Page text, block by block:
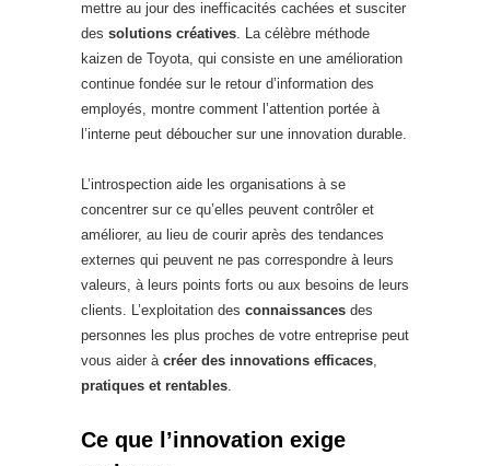
mettre au jour des inefficacités cachées et susciter
des solutions créatives. La célèbre méthode
kaizen de Toyota, qui consiste en une amélioration
continue fondée sur le retour d’information des
employés, montre comment l’attention portée à
l’interne peut déboucher sur une innovation durable.
L’introspection aide les organisations à se
concentrer sur ce qu’elles peuvent contrôler et
améliorer, au lieu de courir après des tendances
externes qui peuvent ne pas correspondre à leurs
valeurs, à leurs points forts ou aux besoins de leurs
clients. L’exploitation des connaissances des
personnes les plus proches de votre entreprise peut
vous aider à créer des innovations efficaces,
pratiques et rentables.
Ce que l’innovation exige